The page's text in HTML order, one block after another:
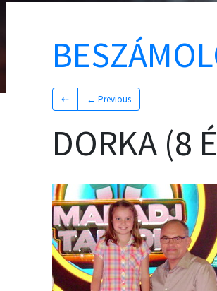
⇠ ← Previous
DORKA (8